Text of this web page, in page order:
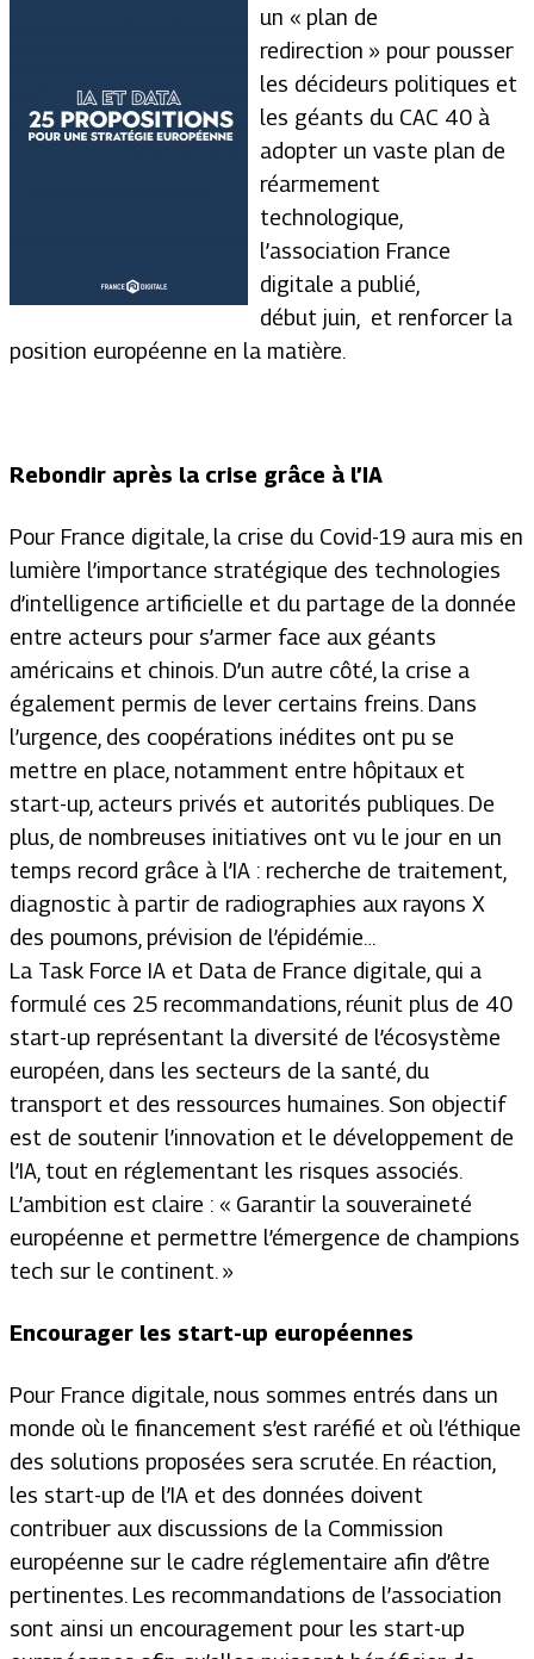
un « plan de
redirection » pour pousser
les décideurs politiques et
les géants du CAC 40 à
adopter un vaste plan de
réarmement
technologique,
l’association France
digitale a publié,
début juin, et renforcer la
position européenne en la matière.
Rebondir après la crise grâce à l’IA
Pour France digitale, la crise du Covid-19 aura mis en
lumière l’importance stratégique des technologies
d’intelligence artificielle et du partage de la donnée
entre acteurs pour s’armer face aux géants
américains et chinois. D’un autre côté, la crise a
également permis de lever certains freins. Dans
l’urgence, des coopérations inédites ont pu se
mettre en place, notamment entre hôpitaux et
start-up, acteurs privés et autorités publiques. De
plus, de nombreuses initiatives ont vu le jour en un
temps record grâce à l’IA : recherche de traitement,
diagnostic à partir de radiographies aux rayons X
des poumons, prévision de l’épidémie…
La Task Force IA et Data de France digitale, qui a
formulé ces 25 recommandations, réunit plus de 40
start-up représentant la diversité de l’écosystème
européen, dans les secteurs de la santé, du
transport et des ressources humaines. Son objectif
est de soutenir l’innovation et le développement de
l’IA, tout en réglementant les risques associés.
L’ambition est claire : « Garantir la souveraineté
européenne et permettre l’émergence de champions
tech sur le continent. »
Encourager les start-up européennes
Pour France digitale, nous sommes entrés dans un
monde où le financement s’est raréfié et où l’éthique
des solutions proposées sera scrutée. En réaction,
les start-up de l’IA et des données doivent
contribuer aux discussions de la Commission
européenne sur le cadre réglementaire afin d’être
pertinentes. Les recommandations de l’association
sont ainsi un encouragement pour les start-up